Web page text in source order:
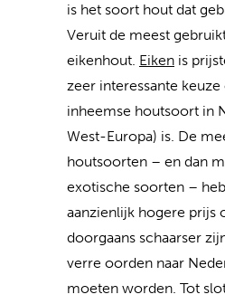
is het soort hout dat
Veruit de meest
eikenhout. Eiken is
zeer interessante
inheemse houtsoort in
West-Europa) is. De
houtsoorten – en dan
exotische soorten –
aanzienlijk hogere prijs
doorgaans schaarser
verre oorden naar
moeten worden. Tot